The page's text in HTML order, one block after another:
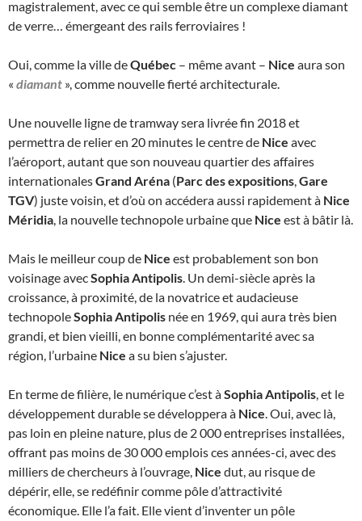
magistralement, avec ce qui semble être un complexe diamant
de verre… émergeant des rails ferroviaires !
Oui, comme la ville deQuébec – même avant – Nice aura son
« diamant », comme nouvelle fierté architecturale.
Une nouvelle ligne de tramway sera livrée fin 2018 et
permettra de relier en 20 minutes le centre de Nice avec
l’aéroport, autant que son nouveau quartier des affaires
internationalesGrand Aréna (Parc des expositions,Gare
TGV) juste voisin, et d’où on accédera aussi rapidement à Nice
Méridia, la nouvelle technopole urbaine que Nice est à bâtir là.
Mais le meilleur coup de Nice est probablement son bon
voisinage avecSophia Antipolis. Un demi-siècle après la
croissance, à proximité, de la novatrice et audacieuse
technopoleSophia Antipolis née en 1969, qui aura très bien
grandi, et bien vieilli, en bonne complémentarité avec sa
région, l’urbaine Nice a su bien s’ajuster.
En terme de filière, le numérique c’est àSophia Antipolis, et le
développement durable se développera à Nice. Oui, avec là,
pas loin en pleine nature, plus de 2 000 entreprises installées,
offrant pas moins de 30 000 emplois ces années-ci, avec des
milliers de chercheurs à l’ouvrage, Nice dut, au risque de
dépérir, elle, se redéfinir comme pôle d’attractivité
économique. Elle l’a fait. Elle vient d’inventer un pôle